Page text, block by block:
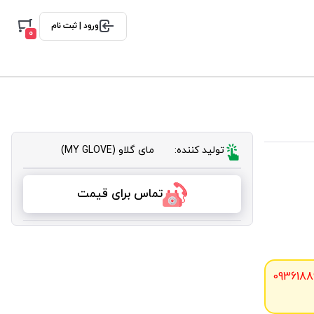
ورود | ثبت نام
0
تولید کننده: مای گلاو (MY GLOVE)
تماس برای قیمت